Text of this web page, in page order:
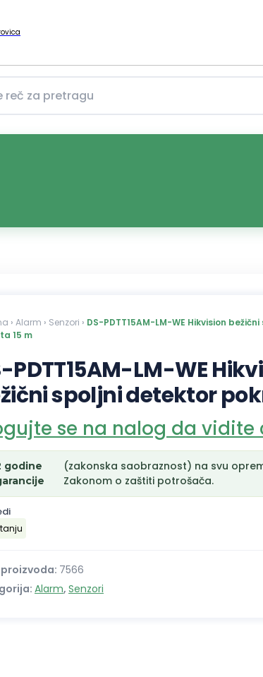
› Alarm › Senzori › DS-PDTT15AM-LM-WE Hikvision
15 m
PDTT15AM-LM-WE
spoljni detektor
se na nalog da vidite
godine
(zakonska saobraznost) na svu
Zakonom o zaštiti potrošača.
7566
Alarm, Senzori